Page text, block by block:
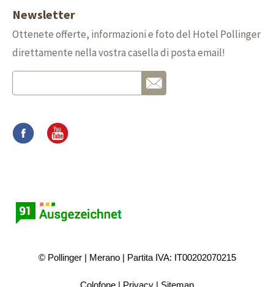
Newsletter
Ottenete offerte, informazioni e foto del Hotel Pollinger
direttamente nella vostra casella di posta email!
© Pollinger Merano Partita IVA: IT00202070215
Colofone Privacy Sitemap